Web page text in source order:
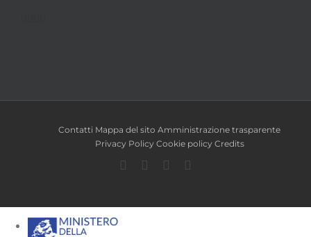
Contatti Mappa del sito Amministrazione trasparente
Privacy Policy Cookie policy Credits
Facebook
TwitterYouTube